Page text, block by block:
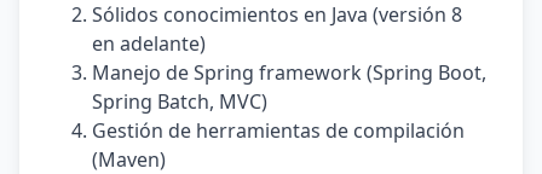
Sólidos conocimientos en Java (versión 8
en adelante)
Manejo de Spring framework (Spring Boot,
Spring Batch, MVC)
Gestión de herramientas de compilación
(Maven)